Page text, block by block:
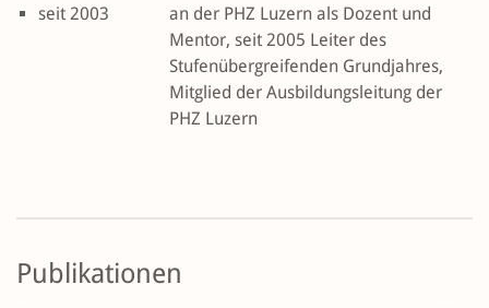
seit 2003
an der PHZ Luzern als Dozent und
Mentor, seit 2005 Leiter des
Stufenübergreifenden Grundjahres,
Mitglied der Ausbildungsleitung der
PHZ Luzern
Publikationen